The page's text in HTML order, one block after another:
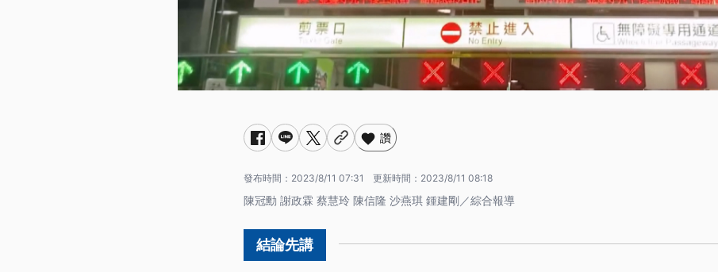
讚
發布時間： 2023/8/11 07:31 更新時間： 2023/8/11 08:18
陳冠勳 謝政霖 蔡慧玲 陳信隆 沙燕琪 鍾建剛／綜合報導